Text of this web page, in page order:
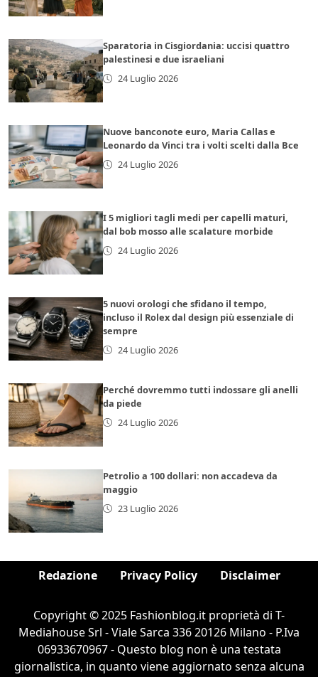
Sparatoria in Cisgiordania: uccisi quattro
palestinesi e due israeliani
24 Luglio 2026
Nuove banconote euro, Maria Callas e
Leonardo da Vinci tra i volti scelti dalla Bce
24 Luglio 2026
I 5 migliori tagli medi per capelli maturi,
dal bob mosso alle scalature morbide
24 Luglio 2026
5 nuovi orologi che sfidano il tempo,
incluso il Rolex dal design più essenziale di
sempre
24 Luglio 2026
Perché dovremmo tutti indossare gli anelli
da piede
24 Luglio 2026
Petrolio a 100 dollari: non accadeva da
maggio
23 Luglio 2026
Redazione Privacy Policy Disclaimer
Copyright © 2025 Fashionblog.it proprietà di T-
Mediahouse Srl - Viale Sarca 336 20126 Milano - P.Iva
06933670967 - Questo blog non è una testata
giornalistica, in quanto viene aggiornato senza alcuna